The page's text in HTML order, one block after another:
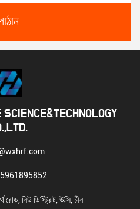
রোড, নিউ ডিস্ট্রিক্ট, উক্সি, চীন